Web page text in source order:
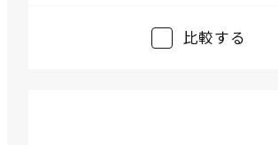
比較する